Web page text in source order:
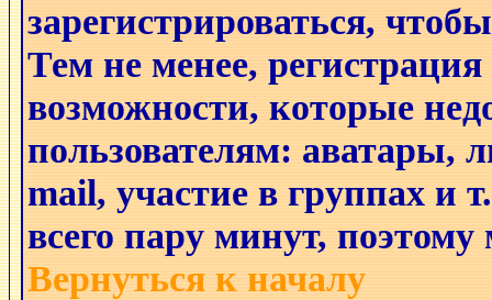
зарегистрироваться,
Тем не менее,
возможности, которые
пользователям: аватары,
mail, участие в группах и
всего пару минут,
Вернуться к началу